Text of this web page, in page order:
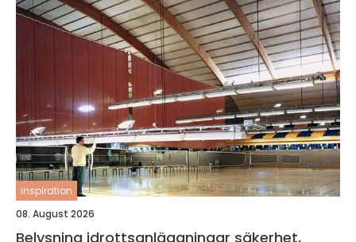
inspiration
08. August 2026
Belysning idrottsanläggningar säkerhet,